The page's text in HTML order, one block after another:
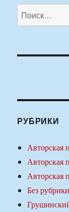
Искать:
РУБРИКИ
Авторская
Авторская
Авторская
Без рубрики